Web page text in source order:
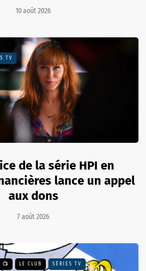
10 août 2026
TV
de la série HPI en
lance un appel
aux dons
7 août 2026
📺 LE CLUB SÉRIES TV